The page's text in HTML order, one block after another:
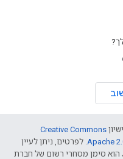
Creative Commons
Apache. לפרטים, ניתן לעיין
.‏ Java הוא סימן מסחרי רשום של חברת